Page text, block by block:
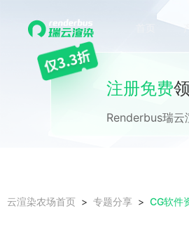
注册免费
Renderbus瑞云
云渲染农场首页 专题分享 CG软件